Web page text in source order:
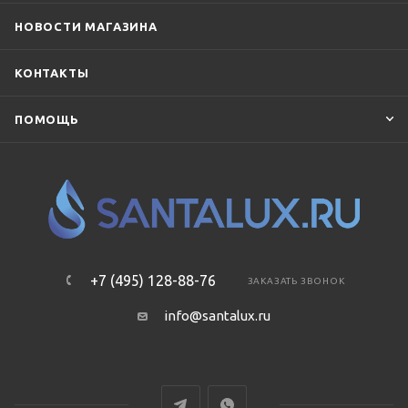
НОВОСТИ МАГАЗИНА
КОНТАКТЫ
ПОМОЩЬ
+7 (495) 128-88-76 ЗАКАЗАТЬ ЗВОНОК
info@santalux.ru